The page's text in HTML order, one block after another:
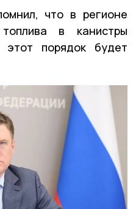
что в регионе
в канистры
порядок будет